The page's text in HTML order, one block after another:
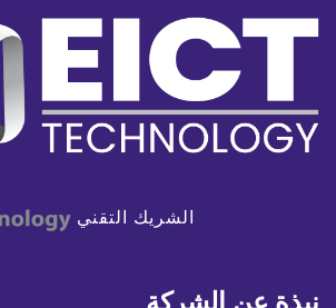
الشريك التقني